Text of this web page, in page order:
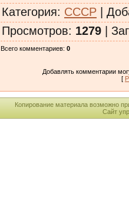
Категория: СССР |
Просмотров: 1279 |
Всего комментариев: 0
Добавлять комментарии
[
Копирование материала возможно
Сайт